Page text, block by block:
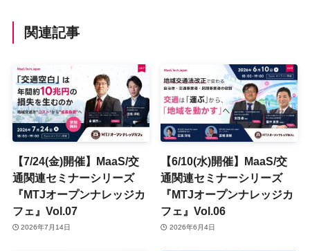
関連記事
【7/24(金)開催】MaaS/交
通関連セミナーシリーズ
『MTJオープンナレッジカ
フェ』Vol.07
2026年7月14日
【6/10(水)開催】MaaS/交
通関連セミナーシリーズ
『MTJオープンナレッジカ
フェ』Vol.06
2026年6月4日